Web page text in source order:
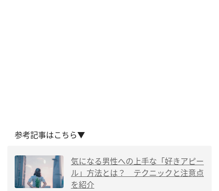
参考記事はこちら▼
気になる男性への上手な「好きアピー
ル」方法とは？ テクニックと注意点
を紹介